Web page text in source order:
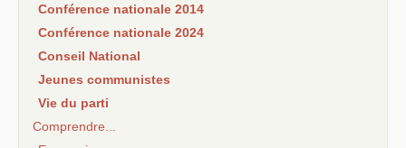
Conférence nationale 2014
Conférence nationale 2024
Conseil National
Jeunes communistes
Vie du parti
Comprendre...